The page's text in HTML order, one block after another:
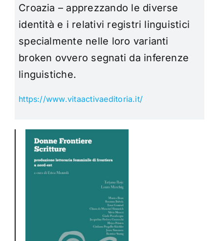
Croazia – apprezzando le diverse
identità e i relativi registri linguistici
specialmente nelle loro varianti
broken ovvero segnati da inferenze
linguistiche.
https://www.vitaactivaeditoria.it/